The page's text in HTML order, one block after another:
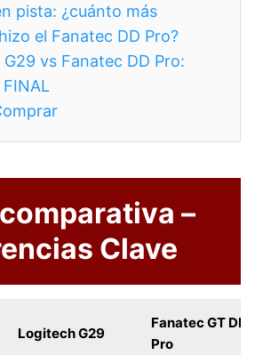
pista: ¿cuánto más
el Fanatec DD Pro?
vs Fanatec DD Pro:
FINAL
–
Clave
Logitech G29
Fanatec GT DD
Pro